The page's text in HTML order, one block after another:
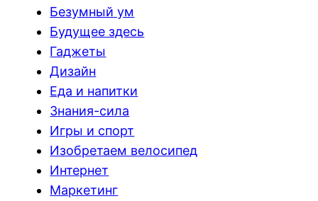
Безумный ум
Будущее здесь
Гаджеты
Дизайн
Еда и напитки
Знания-сила
Игры и спорт
Изобретаем велосипед
Интернет
Маркетинг